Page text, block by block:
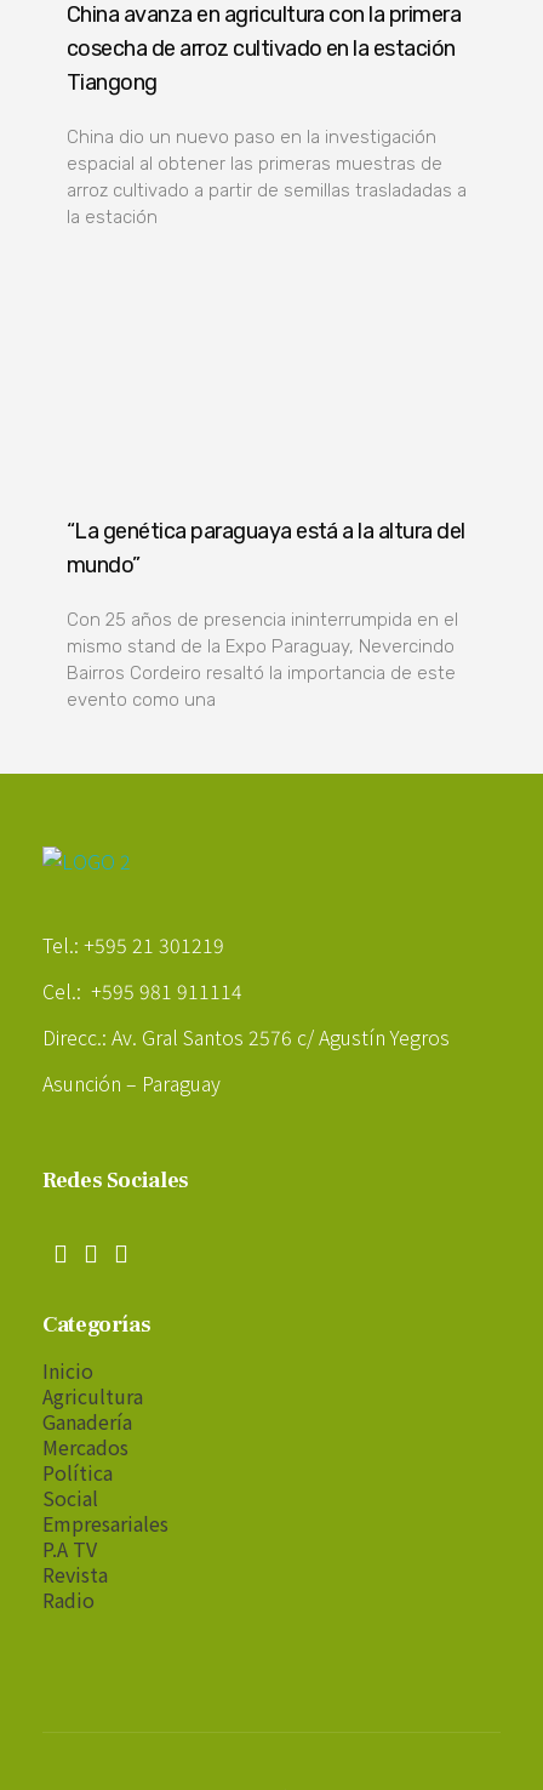
China avanza en agricultura con la primera
cosecha de arroz cultivado en la estación
Tiangong
China dio un nuevo paso en la investigación
espacial al obtener las primeras muestras de
arroz cultivado a partir de semillas trasladadas a
la estación
“La genética paraguaya está a la altura del
mundo”
Con 25 años de presencia ininterrumpida en el
mismo stand de la Expo Paraguay, Nevercindo
Bairros Cordeiro resaltó la importancia de este
evento como una
Tel.: +595 21 301219
Cel.: +595 981 911114
Direcc.: Av. Gral Santos 2576 c/ Agustín Yegros
Asunción – Paraguay
Redes Sociales
Categorías
Inicio
Agricultura
Ganadería
Mercados
Política
Social
Empresariales
P.A TV
Revista
Radio